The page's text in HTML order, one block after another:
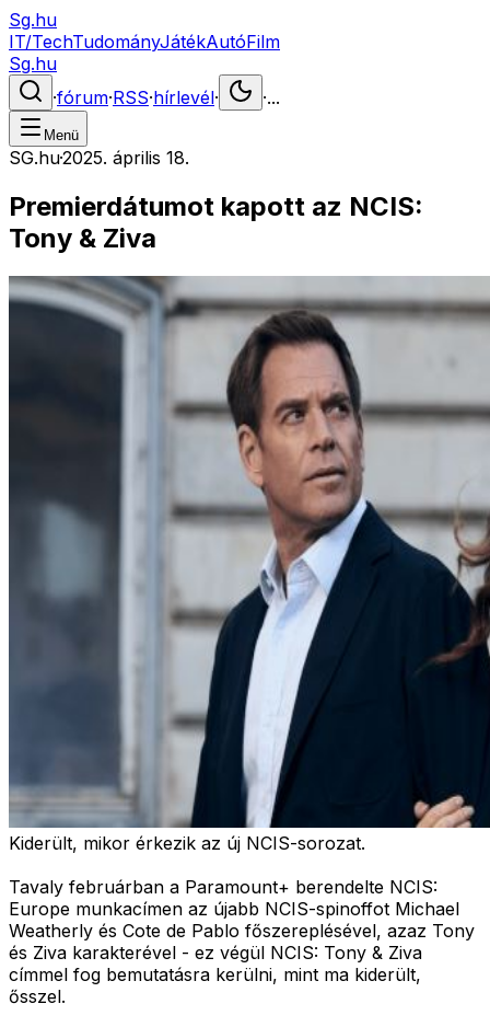
Sg.hu
IT/TechTudományJátékAutóFilm
Sg.hu
·fórum·RSS·hírlevél· ·...
Menü
SG.hu·2025. április 18.
Premierdátumot kapott az NCIS:
Tony & Ziva
Kiderült, mikor érkezik az új NCIS-sorozat.
Tavaly februárban a Paramount+ berendelte NCIS:
Europe munkacímen az újabb NCIS-spinoffot Michael
Weatherly és Cote de Pablo főszereplésével, azaz Tony
és Ziva karakterével - ez végül NCIS: Tony & Ziva
címmel fog bemutatásra kerülni, mint ma kiderült,
ősszel.